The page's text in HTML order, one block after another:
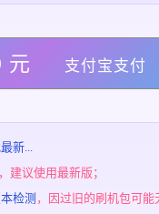
元 支付宝支付
新...
建议使用最新版；
检测 ，因过旧的刷机包可